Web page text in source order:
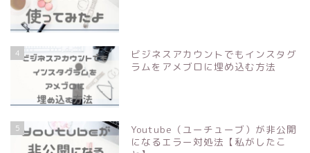
4
ビジネスアカウントでもインスタグ
ラムをアメブロに埋め込む方法
5
Youtube（ユーチューブ）が非公開
になるエラー対処法【私がしたこ